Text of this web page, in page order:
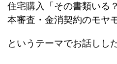
住宅購入「その書類いる
本審査・金消契約のモヤ
というテーマでお話しし